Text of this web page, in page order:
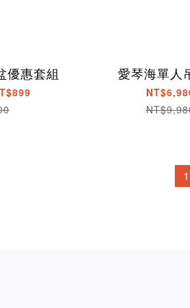
優惠套組 愛琴海單人
1